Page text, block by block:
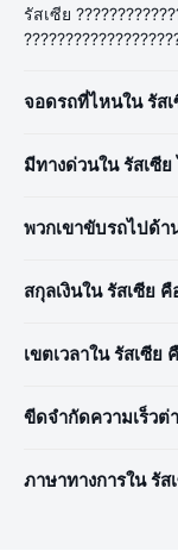
รัสเซีย
จอดรถที่ไหนใน รัส
มีทางด่วนใน รัสเซี
พวกเขาขับรถไปด้า
สกุลเงินใน รัสเซีย คื
เขตเวลาใน รัสเซีย
ขีดจำกัดความเร็วต่
ภาษาทางการใน รัส